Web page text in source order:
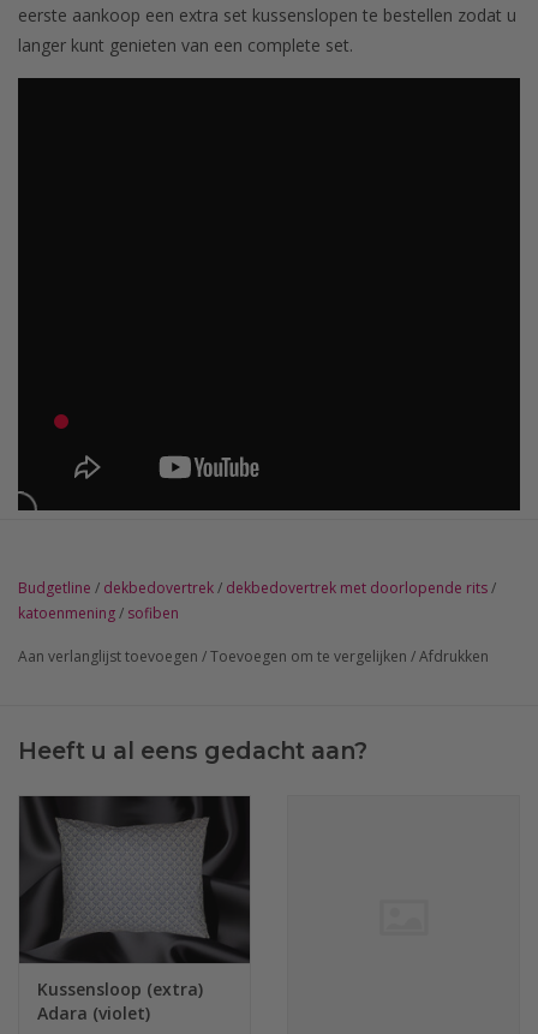
eerste aankoop een extra set kussenslopen te bestellen zodat u
langer kunt genieten van een complete set.
Budgetline / dekbedovertrek/ dekbedovertrek met doorlopende rits/
katoenmening/ sofiben
Aan verlanglijst toevoegen /Toevoegen om te vergelijken /Afdrukken
Heeft u al eens gedacht aan?
Kussensloop (extra)
Adara (violet)